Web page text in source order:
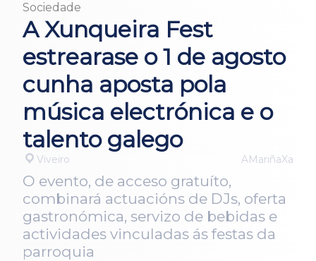
Sociedade
A Xunqueira Fest
estrearase o 1 de agosto
cunha aposta pola
música electrónica e o
talento galego
Viveiro AMariñaXa
O evento, de acceso gratuíto,
combinará actuacións de DJs, oferta
gastronómica, servizo de bebidas e
actividades vinculadas ás festas da
parroquia